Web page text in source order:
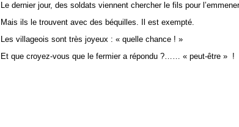
Le dernier jour, des soldats viennent chercher le fils pour
Mais ils le trouvent avec des béquilles. Il est exempté.
Les villageois sont très joyeux : « quelle chance ! »
Et que croyez-vous que le fermier a répondu ?…… « peut-être » !